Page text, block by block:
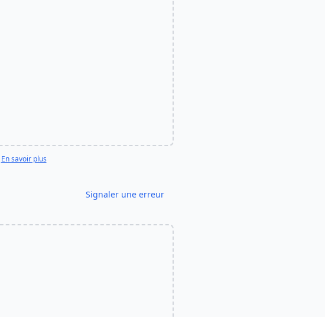
En savoir plus
Signaler une erreur